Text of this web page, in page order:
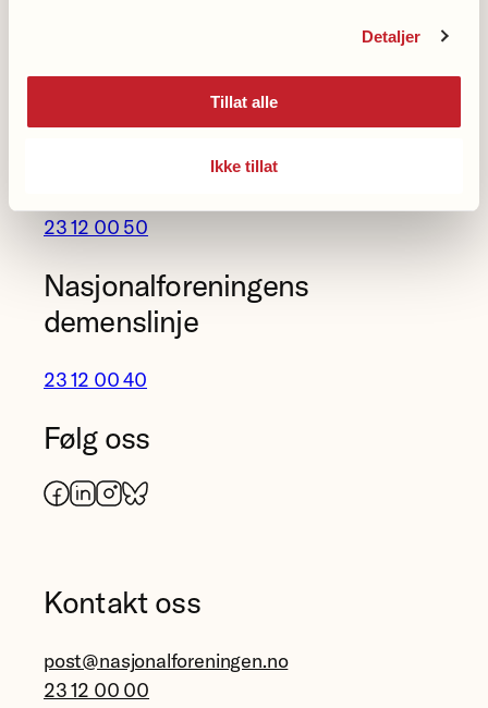
Detaljer
Tillat alle
Ikke tillat
Nasjonalforeningens hjertelinje
23 12 00 50
Nasjonalforeningens
demenslinje
23 12 00 40
Følg oss
Facebook
LinkedIn
Instagram
Bluesky
Kontakt oss
post@nasjonalforeningen.no
23 12 00 00